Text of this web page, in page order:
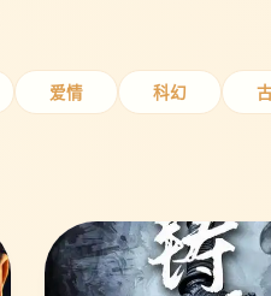
爱情 科幻